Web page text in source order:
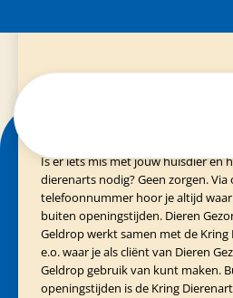
Allemaal even
Is er iets mis met jouw huisdier en
dierenarts nodig? Geen zorgen. Via
telefoonnummer hoor je altijd
buiten openingstijden. Dieren
Geldrop werkt samen met de
e.o. waar je als cliënt van Dieren
Geldrop gebruik van kunt maken.
openingstijden is de Kring